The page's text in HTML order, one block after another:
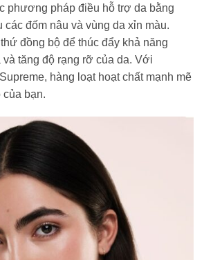
phương pháp điều hỗ trợ da bằng
các đốm nâu và vùng da xỉn màu.
đồng bộ để thúc đẩy khả năng
và tăng độ rạng rỡ của da. Với
hàng loạt hoạt chất mạnh mẽ
của bạn.